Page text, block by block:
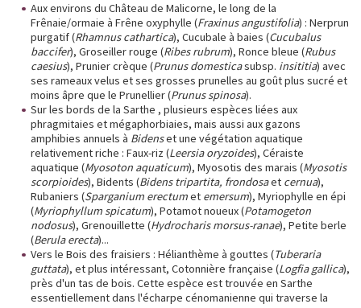
Aux environs du Château de Malicorne, le long de la
Frênaie/ormaie à Frêne oxyphylle (Fraxinus angustifolia) : Nerprun
purgatif (Rhamnus cathartica), Cucubale à baies (Cucubalus
baccifer), Groseiller rouge (Ribes rubrum), Ronce bleue (Rubus
caesius), Prunier crèque (Prunus domesticasubsp. insititia) avec
ses rameaux velus et ses grosses prunelles au goût plus sucré et
moins âpre que le Prunellier (Prunus spinosa).
Sur les bords de la Sarthe , plusieurs espèces liées aux
phragmitaies et mégaphorbiaies, mais aussi aux gazons
amphibies annuels à Bidenset une végétation aquatique
relativement riche : Faux-riz (Leersia oryzoides), Céraiste
aquatique (Myosoton aquaticum), Myosotis des marais (Myosotis
scorpioides), Bidents (Bidens tripartita, frondosaet cernua),
Rubaniers (Sparganium erectumet emersum), Myriophylle en épi
(Myriophyllum spicatum), Potamot noueux (Potamogeton
nodosus), Grenouillette (Hydrocharis morsus-ranae), Petite berle
(Berula erecta)...
Vers le Bois des fraisiers : Hélianthème à gouttes (Tuberaria
guttata), et plus intéressant, Cotonnière française (Logfia gallica),
près d'un tas de bois. Cette espèce est trouvée en Sarthe
essentiellement dans l'écharpe cénomanienne qui traverse la